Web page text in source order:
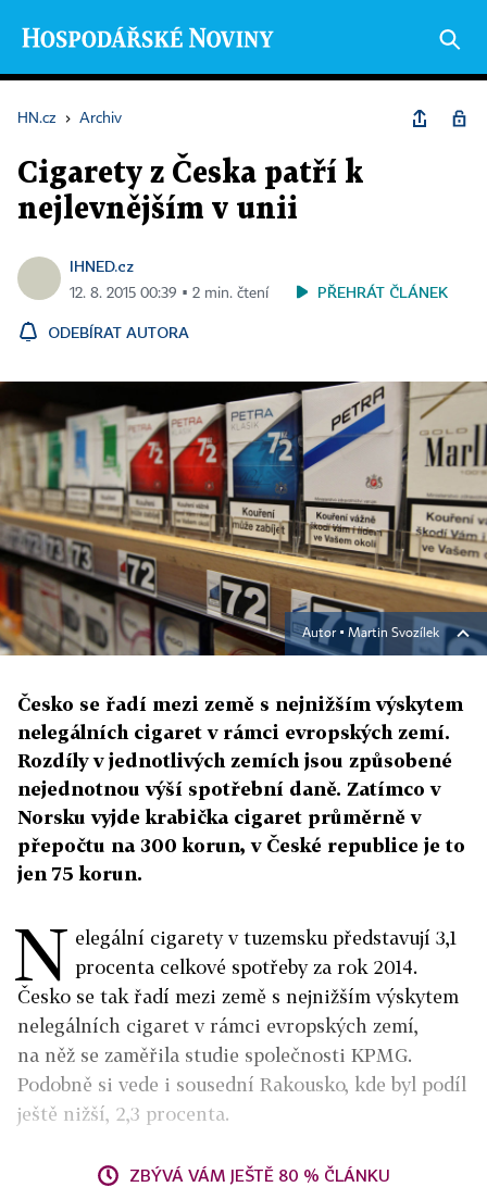
HN.cz › Archiv
Cigarety z Česka patří k
nejlevnějším v unii
IHNED.cz
12. 8. 2015 00:39 ▪ 2 min. čtení PŘEHRÁT ČLÁNEK
ODEBÍRAT AUTORA
Autor ▪ Martin Svozílek
Česko se řadí mezi země s nejnižším výskytem
nelegálních cigaret v rámci evropských zemí.
Rozdíly v jednotlivých zemích jsou způsobené
nejednotnou výší spotřební daně. Zatímco v
Norsku vyjde krabička cigaret průměrně v
přepočtu na 300 korun, v České republice je to
jen 75 korun.
N elegální cigarety v tuzemsku představují 3,1
procenta celkové spotřeby za rok 2014.
Česko se tak řadí mezi země s nejnižším výskytem
nelegálních cigaret v rámci evropských zemí,
na něž se zaměřila studie společnosti KPMG.
Podobně si vede i sousední Rakousko, kde byl podíl
ještě nižší, 2,3 procenta.
ZBÝVÁ VÁM JEŠTĚ 80 % ČLÁNKU